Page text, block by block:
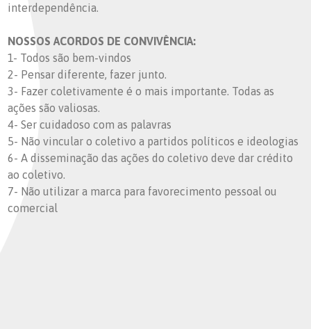
interdependência.
NOSSOS ACORDOS DE CONVIVÊNCIA:
1- Todos são bem-vindos
2- Pensar diferente, fazer junto.
3- Fazer coletivamente é o mais importante. Todas as
ações são valiosas.
4- Ser cuidadoso com as palavras
5- Não vincular o coletivo a partidos políticos e ideologias
6- A disseminação das ações do coletivo deve dar crédito
ao coletivo.
7- Não utilizar a marca para favorecimento pessoal ou
comercial